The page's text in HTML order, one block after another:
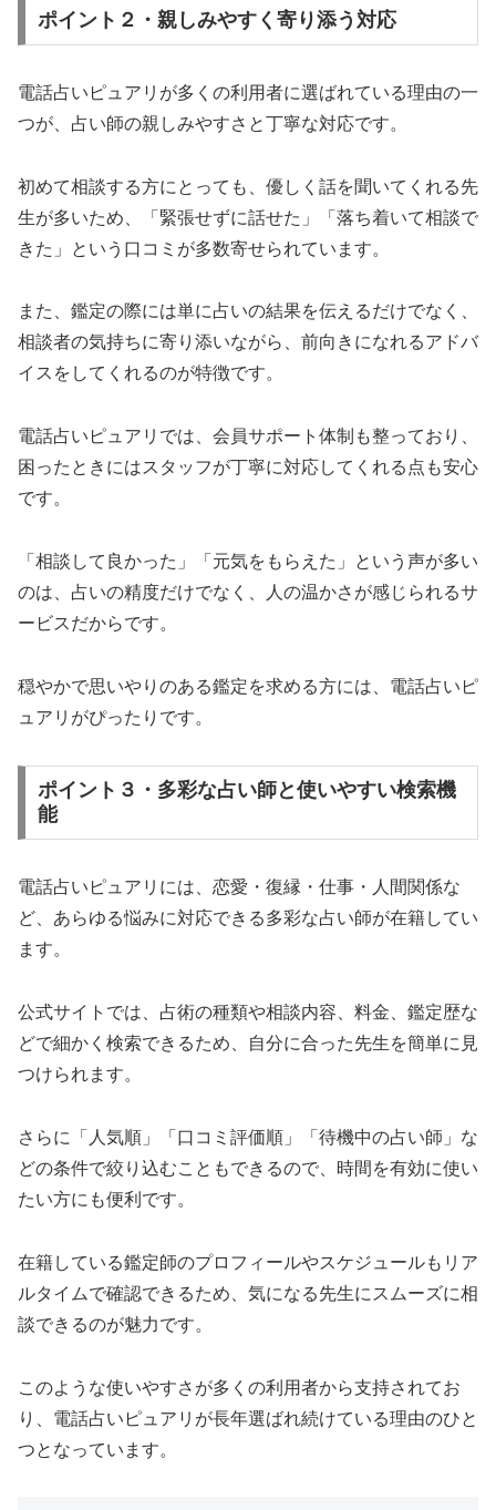
ポイント２・親しみやすく寄り添う対応
電話占いピュアリが多くの利用者に選ばれている理由の一
つが、占い師の親しみやすさと丁寧な対応です。
初めて相談する方にとっても、優しく話を聞いてくれる先
生が多いため、「緊張せずに話せた」「落ち着いて相談で
きた」という口コミが多数寄せられています。
また、鑑定の際には単に占いの結果を伝えるだけでなく、
相談者の気持ちに寄り添いながら、前向きになれるアドバ
イスをしてくれるのが特徴です。
電話占いピュアリでは、会員サポート体制も整っており、
困ったときにはスタッフが丁寧に対応してくれる点も安心
です。
「相談して良かった」「元気をもらえた」という声が多い
のは、占いの精度だけでなく、人の温かさが感じられるサ
ービスだからです。
穏やかで思いやりのある鑑定を求める方には、電話占いピ
ュアリがぴったりです。
ポイント３・多彩な占い師と使いやすい検索機
能
電話占いピュアリには、恋愛・復縁・仕事・人間関係な
ど、あらゆる悩みに対応できる多彩な占い師が在籍してい
ます。
公式サイトでは、占術の種類や相談内容、料金、鑑定歴な
どで細かく検索できるため、自分に合った先生を簡単に見
つけられます。
さらに「人気順」「口コミ評価順」「待機中の占い師」な
どの条件で絞り込むこともできるので、時間を有効に使い
たい方にも便利です。
在籍している鑑定師のプロフィールやスケジュールもリア
ルタイムで確認できるため、気になる先生にスムーズに相
談できるのが魅力です。
このような使いやすさが多くの利用者から支持されてお
り、電話占いピュアリが長年選ばれ続けている理由のひと
つとなっています。